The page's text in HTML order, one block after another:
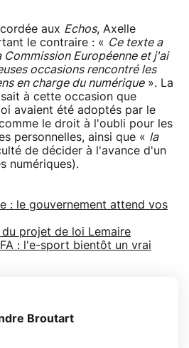
aux Echos, Axelle
le contraire : « Ce texte a
Européenne et j'ai
occasions rencontré les
en charge du numérique». La
à cette occasion que
avaient été adoptés par le
le droit à l'oubli pour les
personnelles, ainsi que « la
de décider à l'avance d'un
numériques).
: le gouvernement attend vos
projet de loi Lemaire
: l'e-sport bientôt un vrai
Broutart